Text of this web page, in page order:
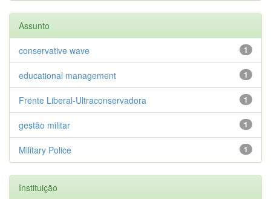
Assunto
1
conservative wave
1
educational management
1
Frente Liberal-Ultraconservadora
1
gestão militar
1
Military Police
Instituição